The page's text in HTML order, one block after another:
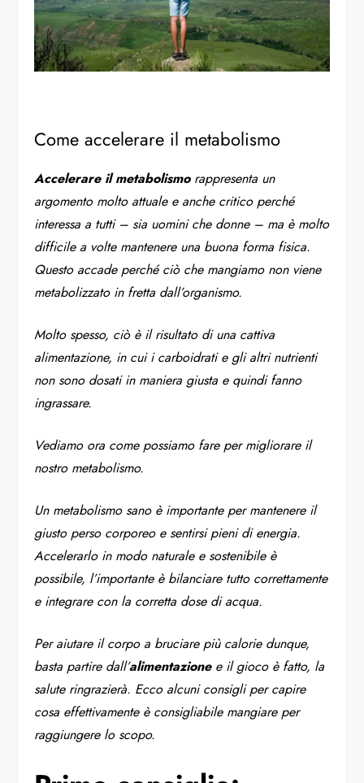
Come accelerare il metabolismo
Accelerare il metabolismorappresenta un
argomento molto attuale e anche critico perché
interessa a tutti – sia uomini che donne – ma è molto
difficile a volte mantenere una buona forma fisica.
Questo accade perché ciò che mangiamo non viene
metabolizzato in fretta dall’organismo.
Molto spesso, ciò è il risultato di una cattiva
alimentazione, in cui i carboidrati e gli altri nutrienti
non sono dosati in maniera giusta e quindi fanno
ingrassare.
Vediamo ora come possiamo fare per migliorare il
nostro metabolismo.
Un metabolismo sano è importante per mantenere il
giusto perso corporeo e sentirsi pieni di energia.
Accelerarlo in modo naturale e sostenibile è
possibile, l’importante è bilanciare tutto correttamente
e integrare con la corretta dose di acqua.
Per aiutare il corpo a bruciare più calorie dunque,
basta partire dall’alimentazionee il gioco è fatto, la
salute ringrazierà. Ecco alcuni consigli per capire
cosa effettivamente è consigliabile mangiare per
raggiungere lo scopo.